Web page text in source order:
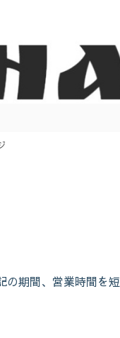
の期間、営業時間を短